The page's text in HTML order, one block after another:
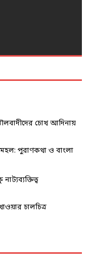
চোখ আদিনায়
পুরাণকথা ও বাংলা
চালচিত্র